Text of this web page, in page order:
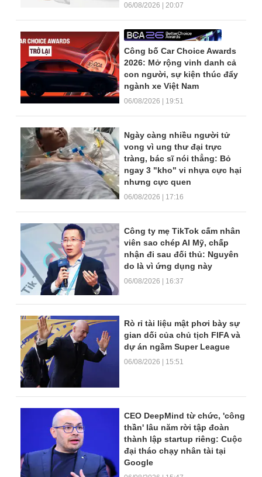
06/08/2026 | 20:07
Công bố Car Choice Awards
2026: Mở rộng vinh danh cả
con người, sự kiện thúc đẩy
ngành xe Việt Nam
06/08/2026 | 19:51
Ngày càng nhiều người tử
vong vì ung thư đại trực
tràng, bác sĩ nói thẳng: Bỏ
ngay 3 "kho" vi nhựa cực hại
nhưng cực quen
06/08/2026 | 17:16
Công ty mẹ TikTok cấm nhân
viên sao chép AI Mỹ, chấp
nhận đi sau đối thủ: Nguyên
do là vì ứng dụng này
06/08/2026 | 16:37
Rò rỉ tài liệu mật phơi bày sự
gian dối của chủ tịch FIFA và
dự án ngầm Super League
06/08/2026 | 15:51
CEO DeepMind từ chức, 'công
thần' lâu năm rời tập đoàn
thành lập startup riêng: Cuộc
đại tháo chạy nhân tài tại
Google